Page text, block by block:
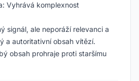
Vyhrává komplexnost
signál, ale neporáží relevanci a
a autoritativní obsah vítězí.
obsah prohraje proti staršímu